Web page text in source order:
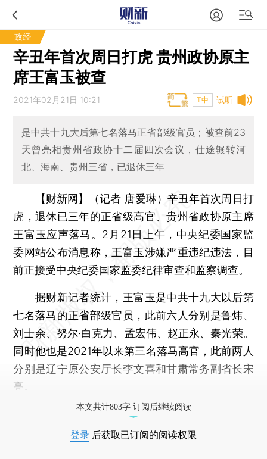
政经
辛丑年首次周日打虎 贵州政协原主
席王富玉被查
试听
2021年02月21日 10:21 T中
是中共十九大后第七名落马正省部级官员；被查前23
天曾亮相贵州省政协十二届四次会议，仕途辗转河
北、海南、贵州三省，已退休三年
【财新网】（记者 唐爱琳） 辛丑年首次周日打
虎，退休已三年的正省级高官、贵州省政协原主席
王富玉应声落马。2月21日上午，中央纪委国家监
委网站公布消息称，王富玉涉嫌严重违纪违法，目
前正接受中央纪委国家监委纪律审查和监察调查。
据财新记者统计，王富玉是中共十九大以后第
七名落马的正省部级官员，此前六人分别是鲁炜、
刘士余、努尔·白克力、孟宏伟、赵正永、秦光荣。
同时他也是2021年以来第三名落马高官，此前两人
分别是辽宁原公安厅长李文喜和甘肃常务副省长宋
亮。
本文共计803字 订阅后继续阅读
登录 后获取已订阅的阅读权限